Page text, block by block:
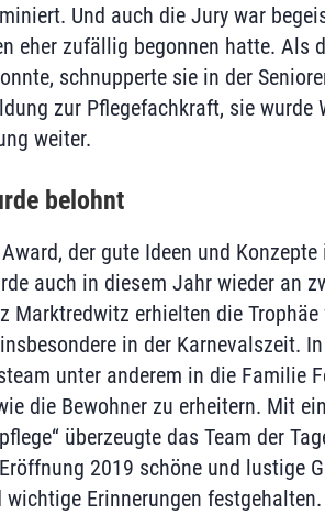
Und auch die Jury war
eher zufällig begonnen hatte.
schnupperte sie in der
zur Pflegefachkraft, sie
weiter.
belohnt
Award, der gute Ideen und
auch in diesem Jahr wieder an
Marktredwitz erhielten die
in der Karnevalszeit.
unter anderem in die Familie
die Bewohner zu erheitern. Mit
überzeugte das Team der
2019 schöne und lustige
wichtige Erinnerungen festgehalten.